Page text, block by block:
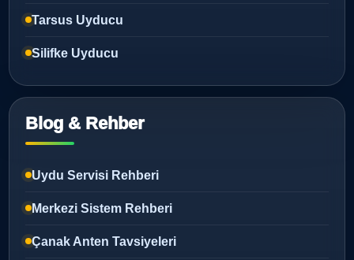
Tarsus Uyducu
Silifke Uyducu
Blog & Rehber
Uydu Servisi Rehberi
Merkezi Sistem Rehberi
Çanak Anten Tavsiyeleri